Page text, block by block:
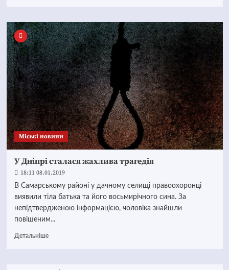
Mіські новини
У Дніпрі сталася жахлива трагедія
18:11 08.01.2019
В Самарському районі у дачному селищі правоохоронці
виявили тіла батька та його восьмирічного сина. За
непідтвердженою інформацією, чоловіка знайшли
повішеним...
Детальніше